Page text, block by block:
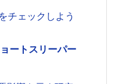
チェックしよう
ートスリーパー